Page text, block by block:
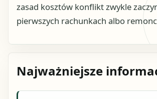
zasad kosztów konflikt zwykle
pierwszych rachunkach albo
Najważniejsze